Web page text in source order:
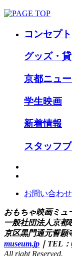
コンセプト
グッズ・
京都ニュ
学生映画
新着情報
スタッフ
お問い合わせ
おもちゃ映画ミュ
一般社団法人京都
京区黒門通元誓願
museum.jp ｜ TEL：
All right Reserved.